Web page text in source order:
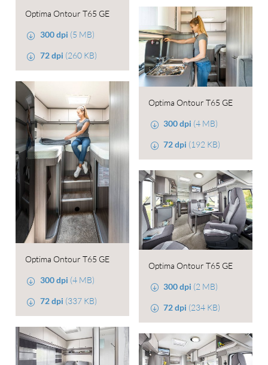
Optima Ontour T65 GE
300 dpi (5 MB)
72 dpi (260 KB)
Optima Ontour T65 GE
300 dpi (4 MB)
72 dpi (192 KB)
Optima Ontour T65 GE
300 dpi (4 MB)
72 dpi (337 KB)
Optima Ontour T65 GE
300 dpi (2 MB)
72 dpi (234 KB)